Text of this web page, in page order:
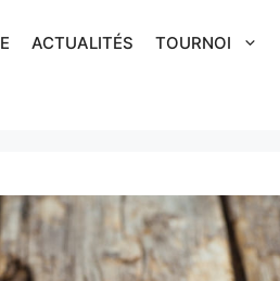
ACTUALITÉS TOURNOI